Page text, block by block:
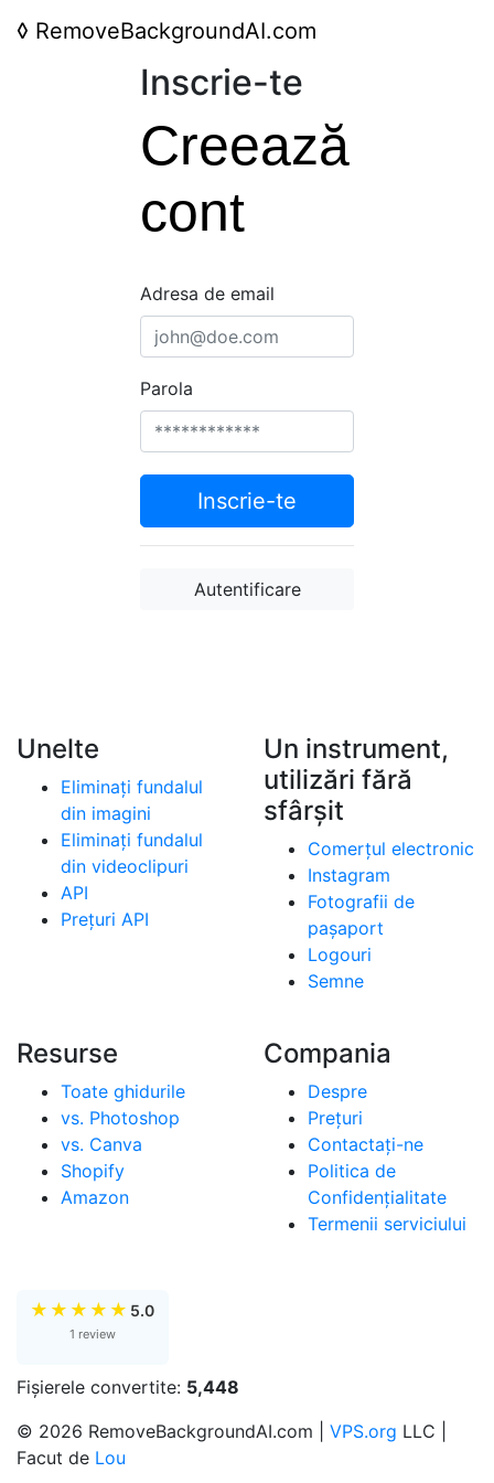
◊ RemoveBackgroundAI.com
Inscrie-te
Creează
cont
Adresa de email
Parola
Inscrie-te
Autentificare
Unelte
Eliminați fundalul
din imagini
Eliminați fundalul
din videoclipuri
API
Prețuri API
Un instrument,
utilizări fără
sfârșit
Comerțul electronic
Instagram
Fotografii de
pașaport
Logouri
Semne
Resurse
Toate ghidurile
vs. Photoshop
vs. Canva
Shopify
Amazon
Compania
Despre
Prețuri
Contactaţi-ne
Politica de
Confidențialitate
Termenii serviciului
★ ★ ★ ★ ★ 5.0
1 review
Fișierele convertite: 5,448
© 2026 RemoveBackgroundAI.com | VPS.org LLC |
Facut de Lou